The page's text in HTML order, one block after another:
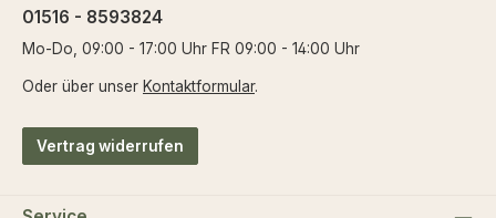
01516 - 8593824
Mo-Do, 09:00 - 17:00 Uhr FR 09:00 - 14:00 Uhr
Oder über unser Kontaktformular.
Vertrag widerrufen